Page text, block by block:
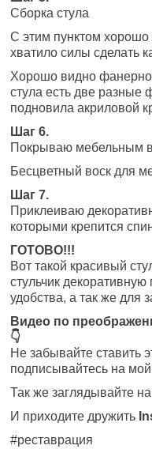
Сборка стула
С этим пунктом
хватило силы сделать
Хорошо видно
стула есть две
подновила акриловой
Шаг 6.
Покрываю мебельным
Бесцветный воск для
Шаг 7.
Приклеиваю
которыми крепится
ГОТОВО!!!
Вот такой красивый
стульчик
удобства, а так же для
Видео по
👇
Не забывайте ставить
подписывайтесь на мой
Так же заглядывайте
И приходите дружить
#реставрация